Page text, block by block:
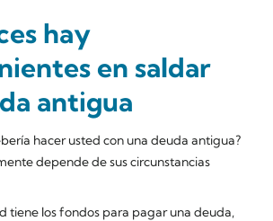
hay
en saldar
antigua
hacer usted con una deuda antigua?
depende de sus circunstancias
tiene los fondos para pagar una deuda,